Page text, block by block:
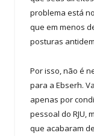
problema está
que em menos
posturas
Por isso, não é
para a Ebserh.
apenas por
pessoal do RJU,
que acabaram